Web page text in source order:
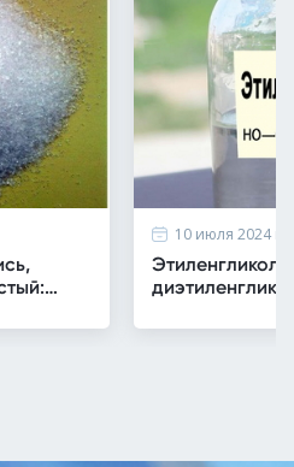
10 июля 2024 г.
Этиленгликоль